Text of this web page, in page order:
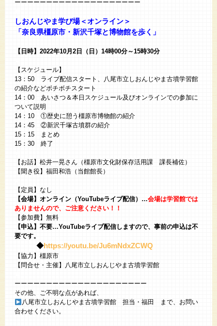
ーーーーーーーーーーーーーーーーーーーー
しおんじやま学び場＜オンライン＞
「奈良県橿原市・新沢千塚と博物館を歩く」
【日時】2022年10月2日（日）14時00分～15時30分
【スケジュール】
13：50 ライブ配信スタート、八尾市立しおんじやま古墳学習館
の紹介などボチボチスタート
14：00 あいさつ＆本日スケジュール及びオンラインでの参加に
ついて説明
14：10 ①歴史に憩う橿原市博物館の紹介
14：45 ②新沢千塚古墳群の紹介
15：15 まとめ
15：30 終了
【お話】松井一晃さん（橿原市文化財保存活用課 課長補佐）
【聞き役】福田和浩（当館館長）
【定員】なし
【会場】オンライン（YouTubeライブ配信）…会場は学習館では
ありませんので、ご注意ください！！
【参加費】無料
【申込】不要…YouTubeライブ配信しますので、事前の申込は不
要です。
◆https://youtu.be/Ju6mNdxZCWQ
【協力】橿原市
【問合せ・主催】八尾市立しおんじやま古墳学習館
ーーーーーーーーーーーーーーーーーーーーー
その他、ご不明な点があれば、
八尾市立しおんじやま古墳学習館 担当・福田 まで、お問い
合わせください。